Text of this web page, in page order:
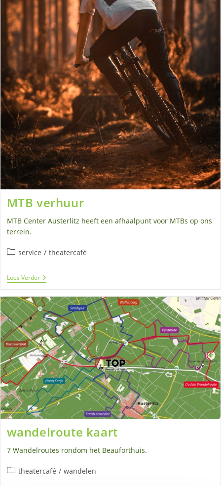
MTB verhuur
MTB Center Austerlitz heeft een afhaalpunt voor MTBs op ons
terrein.
Berichtcategorie:
service / theatercafé
Lees VerderMTB
Verhuur
wandelroute kaart
7 Wandelroutes rondom het Beauforthuis.
Berichtcategorie:
theatercafé / wandelen